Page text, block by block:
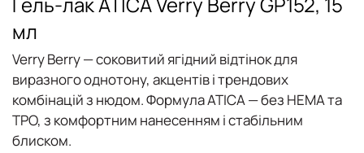
мл
Verry Berry — соковитий ягідний відтінок для
виразного однотону, акцентів і трендових
комбінацій з нюдом. Формула ATICA — без HEMA та
TPO, з комфортним нанесенням і стабільним
блиском.